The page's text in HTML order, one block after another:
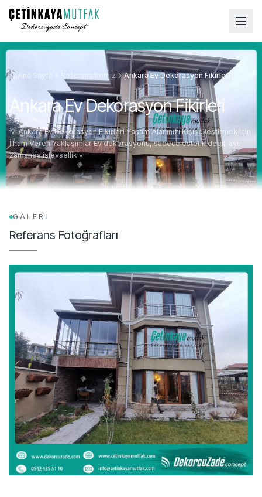
Ana Sayfa Referanslarımız Ankara Ev Dekorasyon Fikirleri
Ankara Ev Dekorasyon Fikirleri
💡 Ankara Ev Dekorasyon Fikirleri Yaşam Alanınızı Kişiselleştirmek İçin
İlham Veren Yaklaşımlar Ev dekorasyonu, sadece estetik değil; aynı
zamanda işlevsellik v
GALERİ
Referans Fotoğrafları